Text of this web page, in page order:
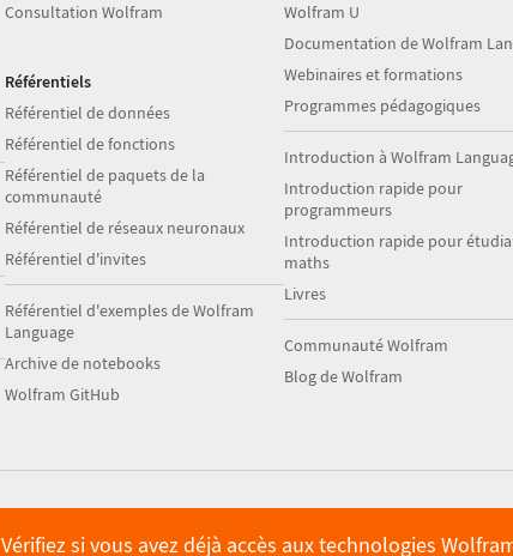
Consultation Wolfram
Référentiels
Référentiel de données
Référentiel de fonctions
Référentiel de paquets de la
communauté
Référentiel de réseaux neuronaux
Référentiel d'invites
Référentiel d'exemples de Wolfram
Language
Archive de notebooks
Wolfram GitHub
Wolfram U
Documentation de Wolfram
Webinaires et formations
Programmes pédagogiques
Introduction à Wolfram
Introduction rapide pour
programmeurs
Introduction rapide pour
maths
Livres
Communauté Wolfram
Blog de Wolfram
Vérifiez si vous avez déjà accès aux technologies